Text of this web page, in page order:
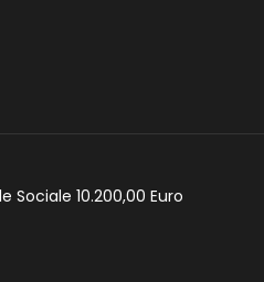
Sociale 10.200,00 Euro